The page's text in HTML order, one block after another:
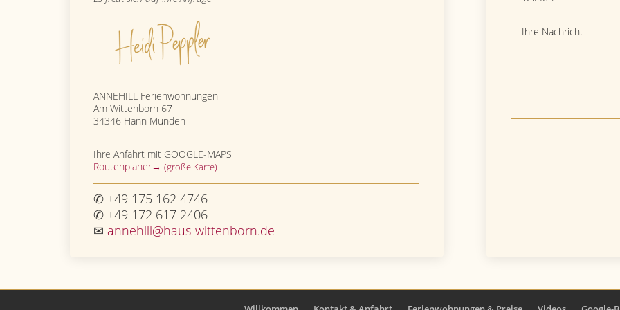
ANNEHILL Ferienwohnungen
Am Wittenborn 67
34346 Hann Münden
Ihre Anfahrt mit GOOGLE-MAPS
Routenplaner→(große Karte)
✆ +49 175 162 4746
✆ +49 172 617 2406
✉ annehill@haus-wittenborn.de